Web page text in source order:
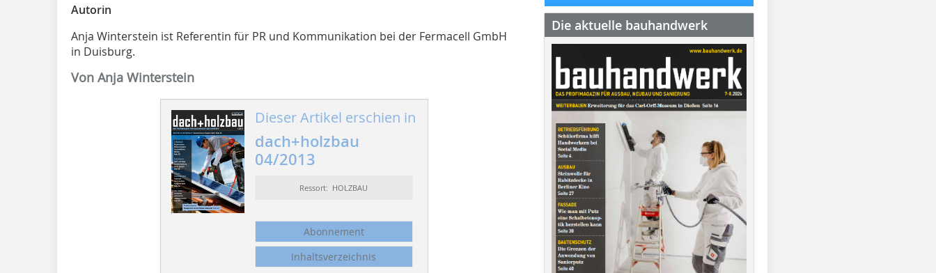
Autorin
Anja Winterstein ist Referentin für PR und Kommunikation bei der Fermacell GmbH
in Duisburg.
Von Anja Winterstein
Dieser Artikel erschien in
dach+holzbau
04/2013
Ressort: HOLZBAU
Abonnement
Inhaltsverzeichnis
Die aktuelle bauhandwerk